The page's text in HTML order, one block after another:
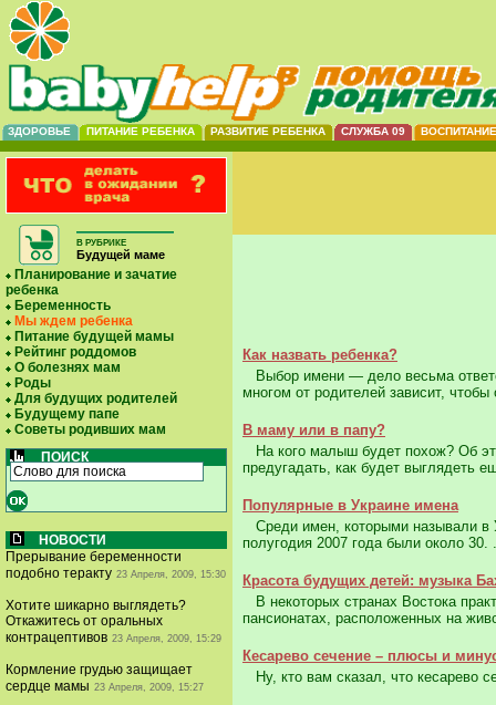
ЗДОРОВЬЕ ПИТАНИЕ РЕБЕНКА РАЗВИТИЕ РЕБЕНКА СЛУЖБА 09 ВОСПИТАНИЕ
В РУБРИКЕ
Будущей маме
Планирование и зачатие
ребенка
Беременность
Мы ждем ребенка
Питание будущей мамы
Рейтинг роддомов
О болезнях мам
Роды
Для будущих родителей
Будущему папе
Советы родивших мам
ПОИСК
НОВОСТИ
Прерывание беременности
подобно теракту 23 Апреля, 2009, 15:30
Хотите шикарно выглядеть?
Откажитесь от оральных
контрацептивов 23 Апреля, 2009, 15:29
Кормление грудью защищает
сердце мамы 23 Апреля, 2009, 15:27
Как назвать ребенка?
Выбор имени — дело весьма
многом от родителей зависит,
В маму или в папу?
На кого малыш будет похож? Об
предугадать, как будет выглядеть
Популярные в Украине имена
Среди имен, которыми называли в
полугодия 2007 года были около
Красота будущих детей: музыка
В некоторых странах Востока
пансионатах, расположенных на
Кесарево сечение – плюсы и
Ну, кто вам сказал, что кесарево